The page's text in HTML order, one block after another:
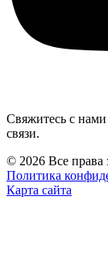
Свяжитесь с
связи.
© 2026 Все
Политика
Карта сайта